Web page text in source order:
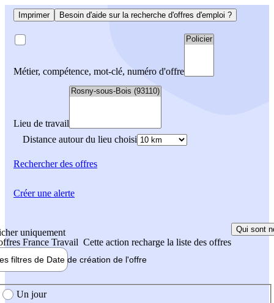
Imprimer Besoin d'aide sur la recherche d'offres d'emploi ?
Métier, compétence, mot-clé, numéro d'offre
Lieu de travail
Distance autour du lieu choisi
Rechercherdes offres
uniquement
France Travail Cette action recharge la liste des offres
Qui sont
filtres de Date de création de l'offre
création de l'offre
Un jour
Créer une alerte